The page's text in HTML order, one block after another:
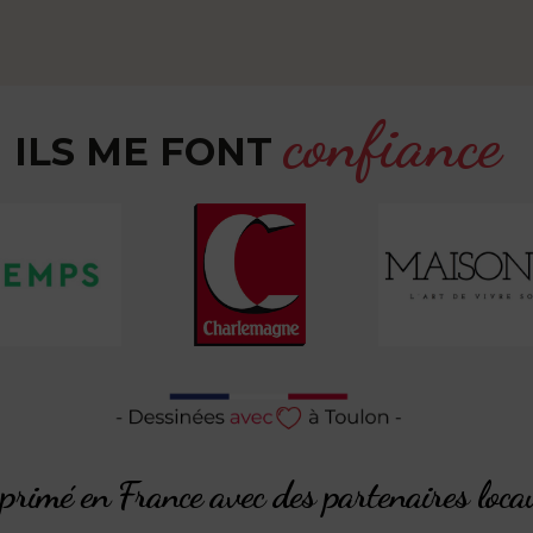
ILS ME FONT confiance
en France avec des partenaires